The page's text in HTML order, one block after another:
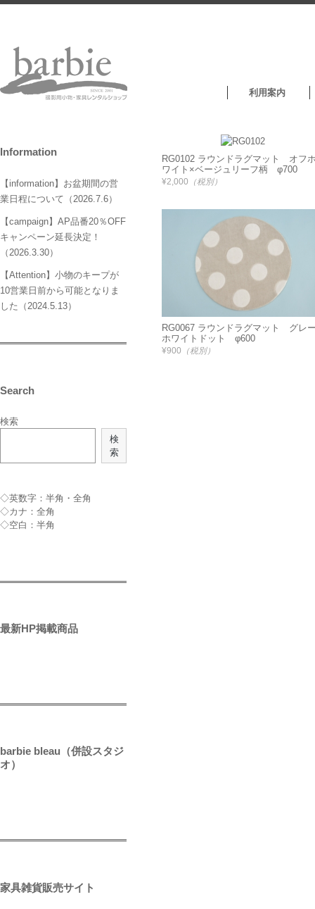
利用案内
RG0102 ラウンドラグマット オフ
ワイト×ベージュリーフ柄 φ700
¥2,000 （税別）
RG0067 ラウンドラグマット グレ
ホワイトドット φ600
¥900 （税別）
Information
【information】お盆期間の営
業日程について（2026.7.6）
【campaign】AP品番20％OFF
キャンペーン延長決定！
（2026.3.30）
【Attention】小物のキープが
10営業日前から可能となりま
した（2024.5.13）
Search
検索
検
索
◇英数字：半角・全角
◇カナ：全角
◇空白：半角
最新HP掲載商品
barbie bleau（併設スタジ
オ）
家具雑貨販売サイト